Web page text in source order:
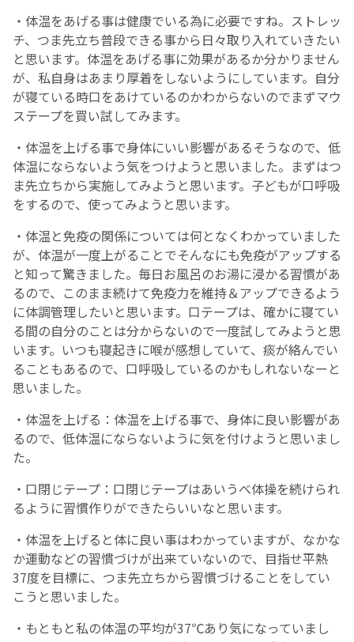
・体温をあげる事は健康でいる為に必要ですね。ストレッ
チ、つま先立ち普段できる事から日々取り入れていきたい
と思います。体温をあげる事に効果があるか分かりません
が、私自身はあまり厚着をしないようにしています。自分
が寝ている時口をあけているのかわからないのでまずマウ
ステープを買い試してみます。
・体温を上げる事で身体にいい影響があるそうなので、低
体温にならないよう気をつけようと思いました。まずはつ
ま先立ちから実施してみようと思います。子どもが口呼吸
をするので、使ってみようと思います。
・体温と免疫の関係については何となくわかっていました
が、体温が一度上がることでそんなにも免疫がアップする
と知って驚きました。毎日お風呂のお湯に浸かる習慣があ
るので、このまま続けて免疫力を維持＆アップできるよう
に体調管理したいと思います。口テープは、確かに寝てい
る間の自分のことは分からないので一度試してみようと思
います。いつも寝起きに喉が感想していて、痰が絡んでい
ることもあるので、口呼吸しているのかもしれないなーと
思いました。
・体温を上げる：体温を上げる事で、身体に良い影響があ
るので、低体温にならないように気を付けようと思いまし
た。
・口閉じテープ：口閉じテープはあいうべ体操を続けられ
るように習慣作りができたらいいなと思います。
・体温を上げると体に良い事はわかっていますが、なかな
か運動などの習慣づけが出来ていないので、目指せ平熱
37度を目標に、つま先立ちから習慣づけることをしてい
こうと思いました。
・もともと私の体温の平均が37℃あり気になっていまし